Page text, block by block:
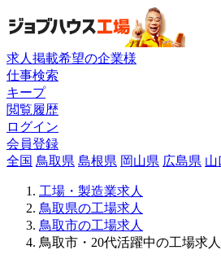
求人掲載希望の企業様
仕事検索
キープ
閲覧履歴
ログイン
会員登録
全国 鳥取県 島根県 岡山県 広島県 山
工場・製造業求人
鳥取県の工場求人
鳥取市の工場求人
鳥取市・20代活躍中の工場求人